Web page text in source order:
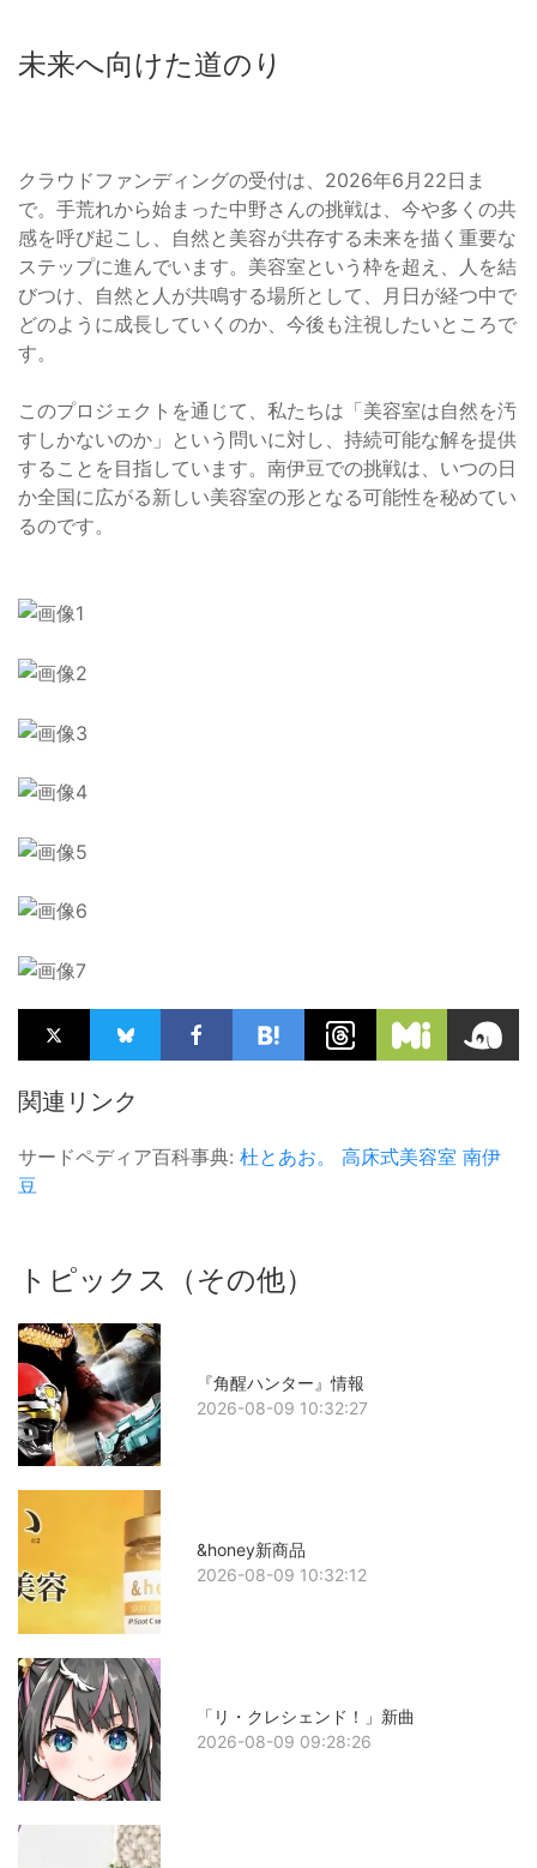
未来へ向けた道のり
クラウドファンディングの受付は、2026年6月22日ま
で。手荒れから始まった中野さんの挑戦は、今や多くの共
感を呼び起こし、自然と美容が共存する未来を描く重要な
ステップに進んでいます。美容室という枠を超え、人を結
びつけ、自然と人が共鳴する場所として、月日が経つ中で
どのように成長していくのか、今後も注視したいところで
す。
このプロジェクトを通じて、私たちは「美容室は自然を汚
すしかないのか」という問いに対し、持続可能な解を提供
することを目指しています。南伊豆での挑戦は、いつの日
か全国に広がる新しい美容室の形となる可能性を秘めてい
るのです。
関連リンク
サードペディア百科事典: 杜とあお。 高床式美容室 南伊
豆
トピックス（その他）
『角醒ハンター』情報
2026-08-09 10:32:27
&honey新商品
2026-08-09 10:32:12
「リ・クレシェンド！」新曲
2026-08-09 09:28:26